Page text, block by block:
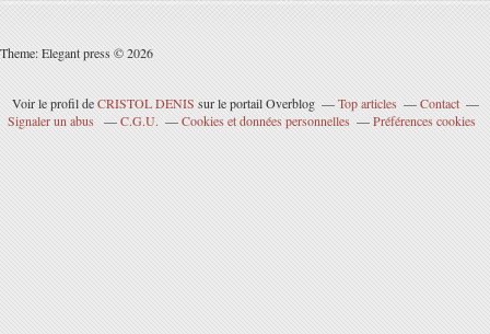
Theme: Elegant press © 2026
Voir le profil deCRISTOL DENIS sur le portail Overblog Top articles
Contact
Signaler un abus
C.G.U. Cookies et données personnelles Préférences cookies